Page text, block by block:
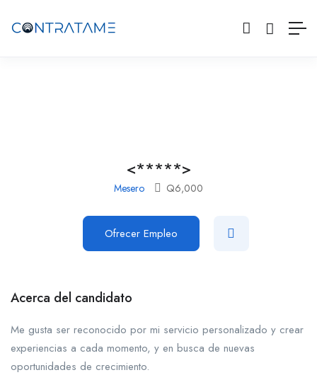
<*****>
Mesero Q6,000
Ofrecer Empleo
Acerca del candidato
Me gusta ser reconocido por mi servicio personalizado y crear
experiencias a cada momento, y en busca de nuevas
oportunidades de crecimiento.